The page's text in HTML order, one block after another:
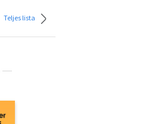
Teljes lista